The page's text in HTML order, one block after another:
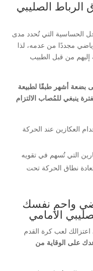
الرباط الصليبي
الحساسية التي تُحدد مدى
مجددًا من عدمه، لذا
إليهم من قبل الطبيب
بضعة أشهر طبقًا لطبيعة
ينبغي للمُصاب الالتزام
العكازين عند الحركة
التي تُسهم في تقويه
نطاق الحركة تحت
واحمِ نفسك
الامامي
لعب كرة القدم
على الوقاية من